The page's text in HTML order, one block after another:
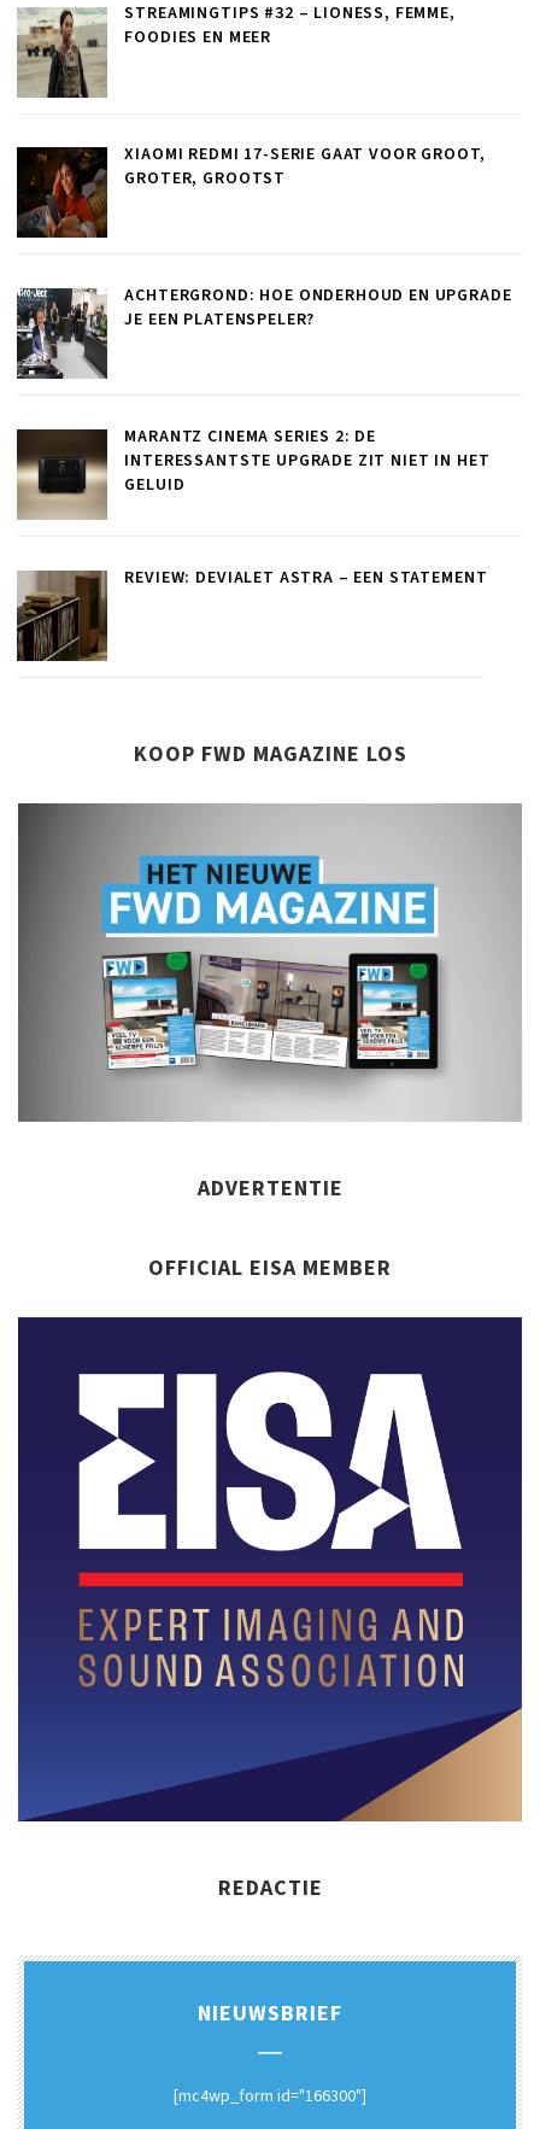
STREAMINGTIPS #32 – LIONESS, FEMME,
FOODIES EN MEER
XIAOMI REDMI 17-SERIE GAAT VOOR GROOT,
GROTER, GROOTST
ACHTERGROND: HOE ONDERHOUD EN UPGRADE
JE EEN PLATENSPELER?
MARANTZ CINEMA SERIES 2: DE
INTERESSANTSTE UPGRADE ZIT NIET IN HET
GELUID
REVIEW: DEVIALET ASTRA – EEN STATEMENT
KOOP FWD MAGAZINE LOS
ADVERTENTIE
OFFICIAL EISA MEMBER
REDACTIE
NIEUWSBRIEF
[mc4wp_form id="166300"]